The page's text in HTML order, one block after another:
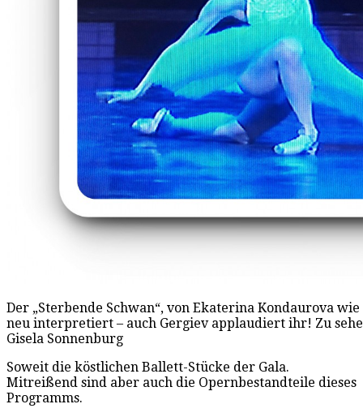
Der „Sterbende Schwan“, von Ekaterina Kondaurova
neu interpretiert – auch Gergiev applaudiert ihr! Zu
Gisela Sonnenburg
Soweit die köstlichen Ballett-Stücke der Gala.
Mitreißend sind aber auch die Opernbestandteile dieses
Programms.